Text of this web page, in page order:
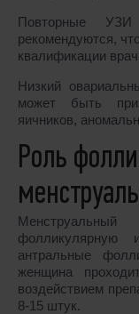
Повторные
рекомендуются,
квалификации
Низкий
может быть
яичников,
Роль
антральные
женщина
воздействием
8-15 штук.